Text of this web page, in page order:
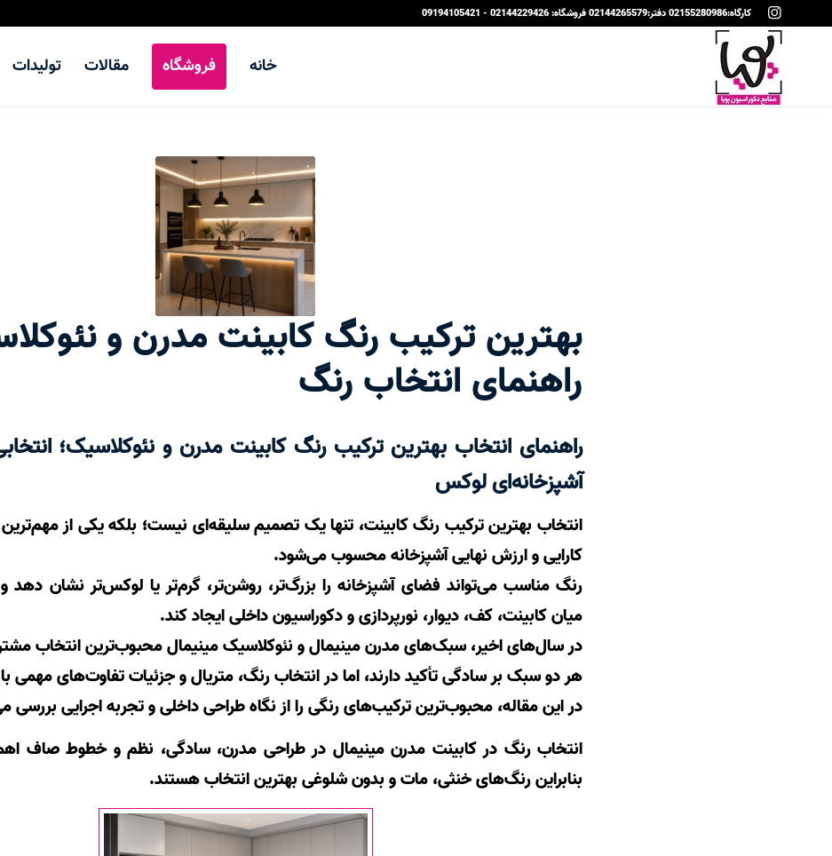
کارگاه:02155280986 دفتر:02144265579 فروشگاه: 02144229426 - 09194105421
خانه فروشگاه مقالات تولیدات
بهترین ترکیب رنگ کابینت مدرن و
راهنمای انتخاب رنگ
راهنمای انتخاب بهترین ترکیب رنگ کابینت مدرن و نئوکلاسیک؛
آشپزخانه‌ای لوکس
انتخاب بهترین ترکیب رنگ کابینت، تنها یک تصمیم سلیقه‌ای نیست؛ بلکه یکی از مهم‌ترین
کارایی و ارزش نهایی آشپزخانه محسوب می‌شود.
رنگ مناسب می‌تواند فضای آشپزخانه را بزرگ‌تر، روشن‌تر، گرم‌تر یا لوکس‌تر نشان دهد
میان کابینت، کف، دیوار، نورپردازی و دکوراسیون داخلی ایجاد کند.
در سال‌های اخیر، سبک‌های مدرن مینیمال ونئوکلاسیکمینیمال محبوب‌ترین انتخاب
هر دو سبک بر سادگی تأکید دارند، اما در انتخاب رنگ، متریال و جزئیات تفاوت‌های مهمی با
در این مقاله، محبوب‌ترین ترکیب‌های رنگی را از نگاه طراحی داخلی و تجربه اجرایی بررسی
انتخاب رنگ در کابینت مدرن مینیمال در طراحی مدرن، سادگی، نظم و خطوط صاف
بنابراین رنگ‌های خنثی، مات و بدون شلوغی بهترین انتخاب هستند.